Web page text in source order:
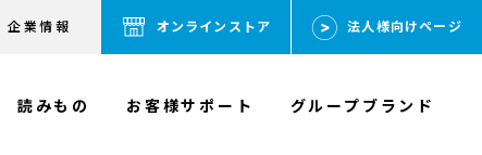
企業情報 オンラインストア 法人様向けページ
読みもの お客様サポート グループブランド